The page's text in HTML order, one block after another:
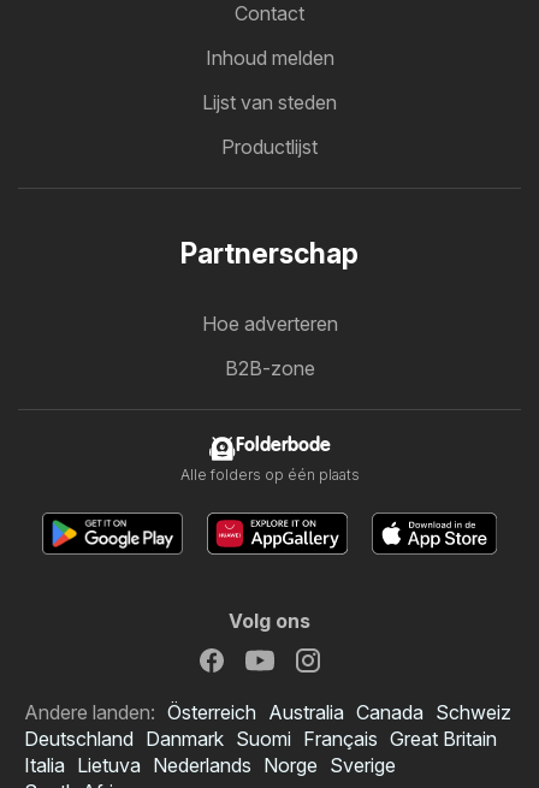
Contact
Inhoud melden
Lijst van steden
Productlijst
Partnerschap
Hoe adverteren
B2B-zone
Folderbode
Alle folders op één plaats
Volg ons
Andere landen: Österreich Australia Canada Schweiz
Deutschland Danmark Suomi Français Great Britain
Italia Lietuva Nederlands Norge Sverige